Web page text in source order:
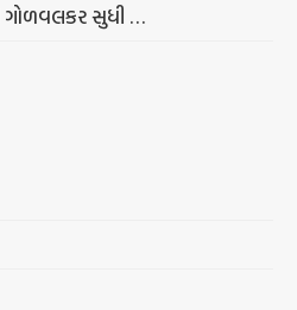
ગોળવલકર સુધી …